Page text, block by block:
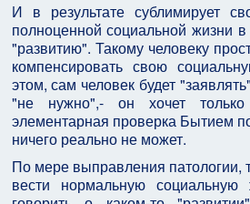
И в результате сублимирует
полноценной социальной жизни
"развитию". Такому человеку
компенсировать свою
этом, сам человек будет
"не нужно",- он хочет только
элементарная проверка Бытием
ничего реально не может.
По мере выправления патологии,
вести нормальную